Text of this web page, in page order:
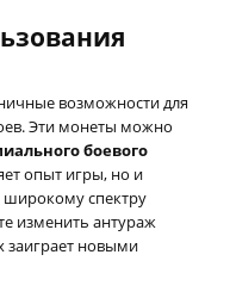
возможности для
Эти монеты можно
боевого
опыт игры, но и
широкому спектру
изменить антураж
заиграет новыми